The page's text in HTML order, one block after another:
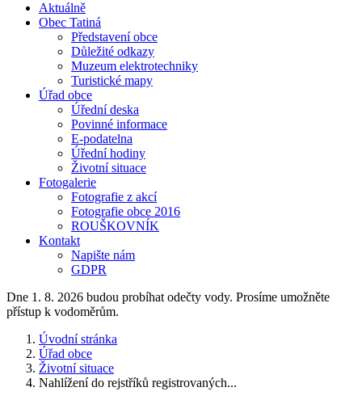
Aktuálně
Obec Tatiná
Představení obce
Důležité odkazy
Muzeum elektrotechniky
Turistické mapy
Úřad obce
Úřední deska
Povinné informace
E-podatelna
Úřední hodiny
Životní situace
Fotogalerie
Fotografie z akcí
Fotografie obce 2016
ROUŠKOVNÍK
Kontakt
Napište nám
GDPR
Dne 1. 8. 2026 budou probíhat odečty vody. Prosíme umožněte
přístup k vodoměrům.
Úvodní stránka
Úřad obce
Životní situace
Nahlížení do rejstříků registrovaných...